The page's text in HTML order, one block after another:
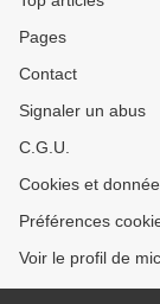
Pages
Contact
Signaler un abus
C.G.U.
Cookies et
Préférences
Voir le profil de